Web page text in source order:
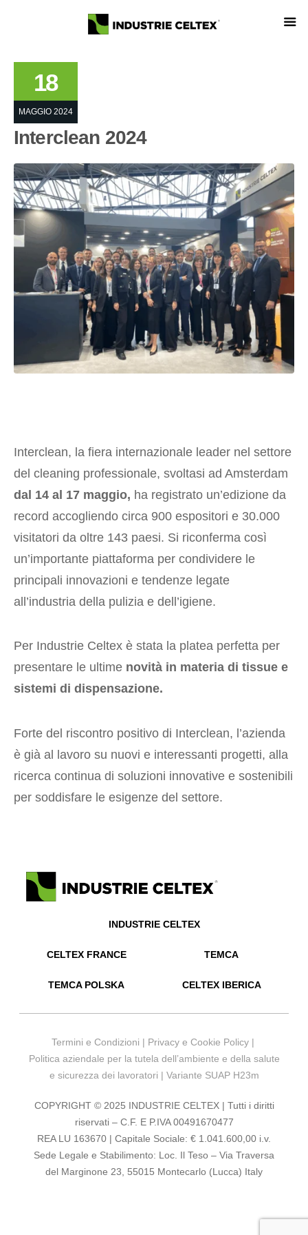
18
MAGGIO 2024
Interclean 2024
Interclean, la fiera internazionale leader nel settore
del cleaning professionale, svoltasi ad Amsterdam
dal 14 al 17 maggio, ha registrato un’edizione da
record accogliendo circa 900 espositori e 30.000
visitatori da oltre 143 paesi. Si riconferma così
un’importante piattaforma per condividere le
principali innovazioni e tendenze legate
all’industria della pulizia e dell’igiene.
Per Industrie Celtex è stata la platea perfetta per
presentare le ultime novità in materia di tissue e
sistemi di dispensazione.
Forte del riscontro positivo di Interclean, l’azienda
è già al lavoro su nuovi e interessanti progetti, alla
ricerca continua di soluzioni innovative e sostenibili
per soddisfare le esigenze del settore.
INDUSTRIE CELTEX
CELTEX FRANCE TEMCA
TEMCA POLSKA CELTEX IBERICA
COPYRIGHT © 2025 INDUSTRIE CELTEX | Tutti i diritti
riservati – C.F. E P.IVA 00491670477
REA LU 163670 | Capitale Sociale: € 1.041.600,00 i.v.
Sede Legale e Stabilimento: Loc. Il Teso – Via Traversa
del Marginone 23, 55015 Montecarlo (Lucca) Italy
Termini e Condizioni | Privacy e Cookie Policy|
Politica aziendale per la tutela dell’ambiente e della salute
e sicurezza dei lavoratori | Variante SUAP H23m